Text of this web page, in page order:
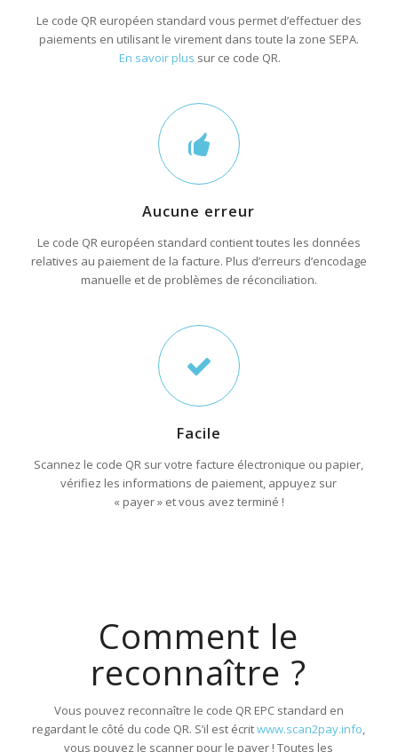
Le code QR européen standard vous permet d’effectuer des
paiements en utilisant le virement dans toute la zone SEPA.
En savoir plus sur ce code QR.
Aucune erreur
Le code QR européen standard contient toutes les données
relatives au paiement de la facture. Plus d’erreurs d’encodage
manuelle et de problèmes de réconciliation.
Facile
Scannez le code QR sur votre facture électronique ou papier,
vérifiez les informations de paiement, appuyez sur
« payer » et vous avez terminé !
Comment le
reconnaître ?
Vous pouvez reconnaître le code QR EPC standard en
regardant le côté du code QR. S’il est écritwww.scan2pay.info,
vous pouvez le scanner pour le payer ! Toutes les